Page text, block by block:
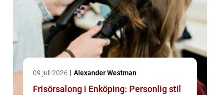
09 juli 2026 Alexander Westman
Frisörsalong i Enköping: Personlig stil